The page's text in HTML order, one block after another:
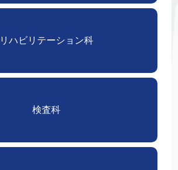
リハビリテーション科
検査科